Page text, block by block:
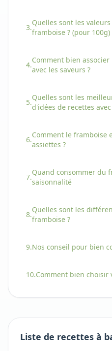
3.
Quelles sont les
framboise ? (pour 100g)
4.
Comment bien associer
avec les saveurs ?
5.
Quelles sont les
d'idées de recettes avec
6.
Comment le framboise
assiettes ?
7.
Quand consommer du
saisonnalité
8.
Quelles sont les
framboise ?
9.Nos conseil pour bien
10.Comment bien choisir
Liste de recettes à